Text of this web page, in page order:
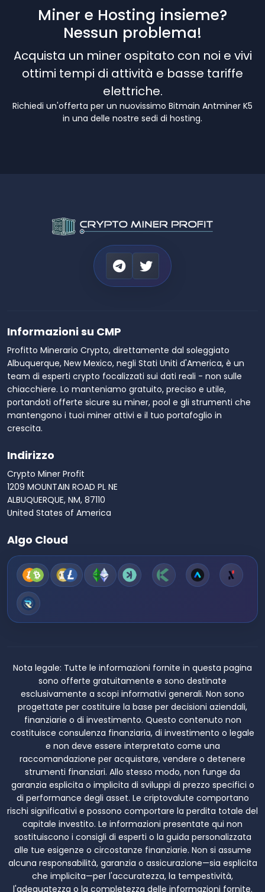
Miner e Hosting insieme?
Nessun problema!
Acquista un miner ospitato con noi e vivi
ottimi tempi di attività e basse tariffe
elettriche.
Richiedi un'offerta per un nuovissimo Bitmain Antminer K5
in una delle nostre sedi di hosting.
Informazioni su CMP
Profitto Minerario Crypto, direttamente dal soleggiato
Albuquerque, New Mexico, negli Stati Uniti d'America, è un
team di esperti crypto focalizzati sui dati reali - non sulle
chiacchiere. Lo manteniamo gratuito, preciso e utile,
portandoti offerte sicure su miner, pool e gli strumenti che
mantengono i tuoi miner attivi e il tuo portafoglio in
crescita.
Indirizzo
Crypto Miner Profit
1209 MOUNTAIN ROAD PL NE
ALBUQUERQUE, NM, 87110
United States of America
Algo Cloud
Nota legale: Tutte le informazioni fornite in questa pagina
sono offerte gratuitamente e sono destinate
esclusivamente a scopi informativi generali. Non sono
progettate per costituire la base per decisioni aziendali,
finanziarie o di investimento. Questo contenuto non
costituisce consulenza finanziaria, di investimento o legale
e non deve essere interpretato come una
raccomandazione per acquistare, vendere o detenere
strumenti finanziari. Allo stesso modo, non funge da
garanzia esplicita o implicita di sviluppi di prezzo specifici o
di performance degli asset. Le criptovalute comportano
rischi significativi e possono comportare la perdita totale del
capitale investito. Le informazioni presentate qui non
sostituiscono i consigli di esperti o la guida personalizzata
alle tue esigenze o circostanze finanziarie. Non si assume
alcuna responsabilità, garanzia o assicurazione—sia esplicita
che implicita—per l'accuratezza, la tempestività,
l'adeguatezza o la completezza delle informazioni fornite.